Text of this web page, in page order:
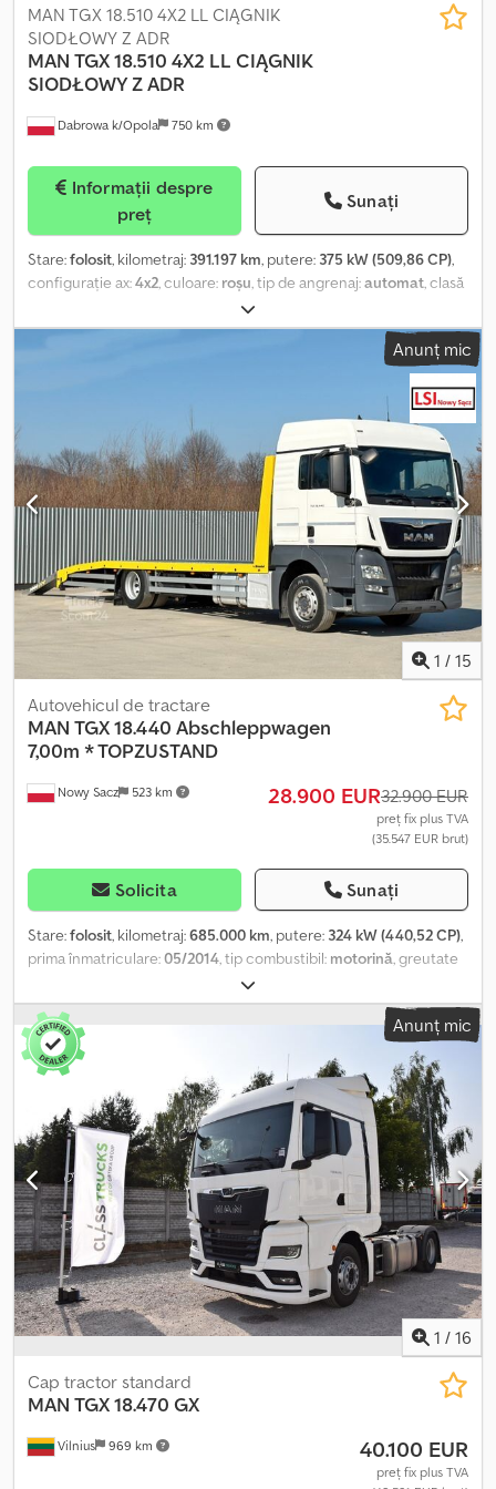
completă de 36 de luni | Erori de introducere, erori și vânzare
anticipată cu rezervă. Dsdozq D Hyepfx Am Eock
Dabrowa k/Opola 750 km
MAN TGX 18.510 4X2 LL CIĄGNIK
SIODŁOWY Z ADR
MAN TGX 18.510 4X2 LL CIĄGNIK
SIODŁOWY Z ADR
preț
Sunați
Stare:folosit, kilometraj: 391.197 km, putere: 375 kW (509,86 CP),
configurație ax:4x2, culoare: roșu, tip de angrenaj:automat, clasă
, lungime totală:6.280 mm
mm, înălțime totală:3.930 mm, An de fabricație:2023, Dotări:ABS,
aer condiționat, blocare diferențial, oglindă electrică, reglare
, - Climatizare -
Anunț mic
1 / 15
Nowy Sacz 523 km
Autovehicul de tractare
MAN TGX 18.440 Abschleppwagen
7,00m * TOPZUSTAND
28.900 EUR32.900 EUR
preț fix plus TVA
(35.547 EUR brut)
Solicita Sunați
Stare:folosit, kilometraj:685.000 km, putere: 324 kW (440,52 CP),
prima înmatriculare:05/2014, tip combustibil: motorină, greutate
, configurație ax:2 axe
alb, tip de angrenaj:automat, lungimea spațiului de încărcare:
8.000 mm
1.050 mm, înălțime
spațiu de încărcare:
, An de fabricație: , Dotări:
aer condiționat, macara
, MAN TGX 18.440 Autospecială tractare
8,00 m Importat / FĂRĂ ACCIDENT ÎN STARE BUNĂ! Dcsdpeyu
Hlbjfx Am Eek ? AN ANFABRICATIE: 2014 ? KILOMETRAJ: 685 000
km ECHIPARE: ? ABS ? GEAMURI ELECTRICE ? AER CONDIȚIONAT
? SERVODIRECȚIE ? TAHOGRAF ? RETARDER SPAȚIU DE
ÎNCĂRCARE: 800 x 105 x 253 GREUTATE TOTALĂ: 18 000 kg
DIMENSIUNE ANVELOPE: 315/70R22,5 AMPATAMENT: 550 cm
SUSPENSIE: PE AER TEL: * KUBA – POLONEZĂ, ENGLEZĂ,
GERMANĂ, ITALIANĂ * SEBASTIAN – POLONEZĂ, GERMANĂ,
ITALIANĂ, ???? * LASZLO – MAGHIARĂ * COSTEL – ROMÂNĂ (În
România ne ocupăm de toate formalitățile pentru export, inclusiv
numere) RADEK – ???? : 8744
Anunț mic
1 / 16
Vilnius 969 km
Cap tractor standard
MAN TGX 18.470 GX
40.100 EUR
preț fix plus TVA